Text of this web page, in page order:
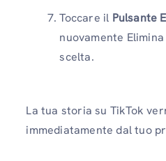
Toccare il Pulsante
nuovamente
scelta.
La tua storia su TikTok
immediatamente dal tuo